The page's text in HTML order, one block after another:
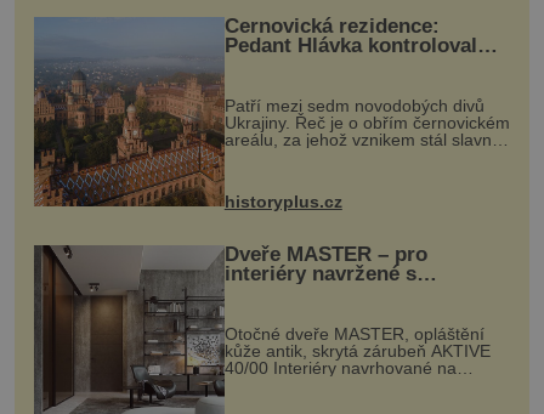
Proč? Lidé prý věřili, že něco tak strašného jako
mouchy musel vytvoři
Černovická rezidence:
Pedant Hlávka kontroloval
Patří mezi sedm novodobých divů
Ukrajiny. Řeč je o obřím černovickém
areálu, za jehož vznikem stál slavný
český architekt Josef Hlávka. Ten si
na něm dal mimořádně záležet. Jeho
stavební plány by při ...
historyplus.cz
Dveře MASTER – pro
interiéry navržené s
rozumem i vášní!
Otočné dveře MASTER, opláštění
kůže antik, skrytá zárubeň AKTIVE
40/00 Interiéry navrhované na
zakázku často vyžadují atypické
rozměry nejen nábytku, ale i